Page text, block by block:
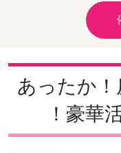
あったか
！豪華